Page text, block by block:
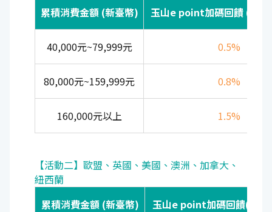
累積消費金額 (新臺幣)
玉山e point加碼回饋 (上
40,000元~79,999元 0.5%
80,000元~159,999元 0.8%
160,000元以上 1.5%
【活動二】歐盟、英國、美國、澳洲、加拿大、
紐西蘭
累積消費金額 (新臺幣)
玉山e point加碼回饋(上限